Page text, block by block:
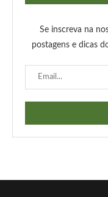
Se inscreva na
postagens e dicas